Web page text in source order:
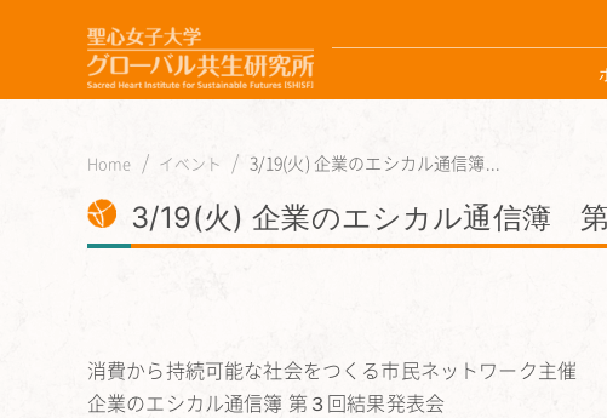
Home イベント 3/19(火) 企業のエシカル通信簿...
3/19(火) 企業のエシカル通信簿
消費から持続可能な社会をつくる市民ネットワーク主催
企業のエシカル通信簿 第３回結果発表会